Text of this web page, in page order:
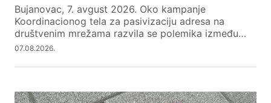
Bujanovac, 7. avgust 2026. Oko kampanje
Koordinacionog tela za pasivizaciju adresa na
društvenim mrežama razvila se polemika između…
07.08.2026.